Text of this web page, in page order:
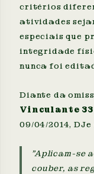
critérios
atividades
especiais que
integridade
nunca foi
Diante da
Vinculante 33
09/04/2014, DJe
"Aplicam-se
couber, as